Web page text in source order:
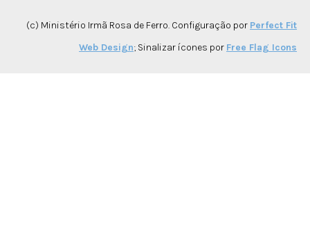
(c) Ministério Irmã Rosa de Ferro. Configuração por Perfect Fit
Web Design; Sinalizar ícones por Free Flag Icons